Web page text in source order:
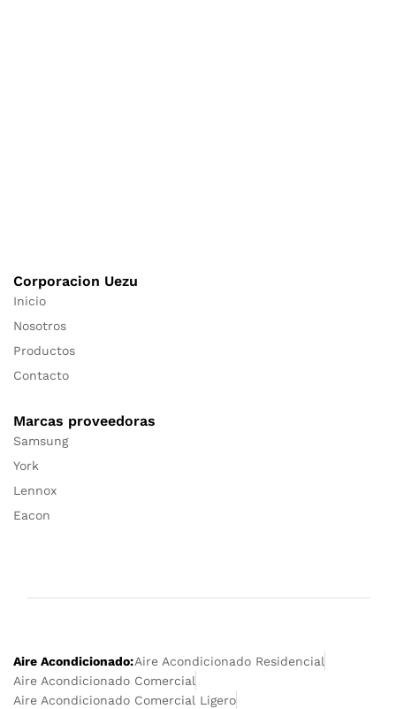
Corporacion Uezu
Inicio
Nosotros
Productos
Contacto
Marcas proveedoras
Samsung
York
Lennox
Eacon
Aire Acondicionado:Aire Acondicionado Residencial
Aire Acondicionado Comercial
Aire Acondicionado Comercial Ligero